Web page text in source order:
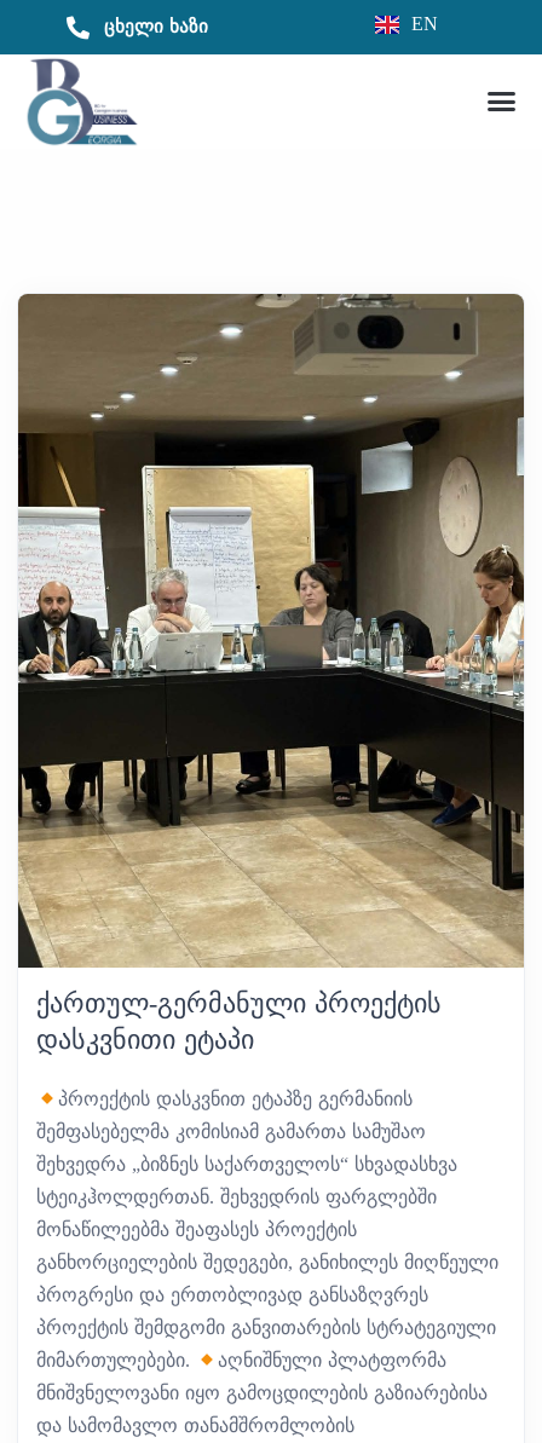
ცხელი ხაზი EN
ᲥᲐᲠᲗᲣᲚ-ᲒᲔᲠᲛᲐᲜᲣᲚᲘ ᲞᲠᲝᲔᲥᲢᲘᲡ
ᲓᲐᲡᲙᲕᲜᲘᲗᲘ ᲔᲢᲐᲞᲘ
პროექტის დასკვნით ეტაპზე გერმანიის
შემფასებელმა კომისიამ გამართა სამუშაო
შეხვედრა „ბიზნეს საქართველოს“ სხვადასხვა
სტეიკჰოლდერთან. შეხვედრის ფარგლებში
მონაწილეებმა შეაფასეს პროექტის
განხორციელების შედეგები, განიხილეს მიღწეული
პროგრესი და ერთობლივად განსაზღვრეს
პროექტის შემდგომი განვითარების სტრატეგიული
მიმართულებები.
აღნიშნული პლატფორმა
მნიშვნელოვანი იყო გამოცდილების გაზიარებისა
და სამომავლო თანამშრომლობის